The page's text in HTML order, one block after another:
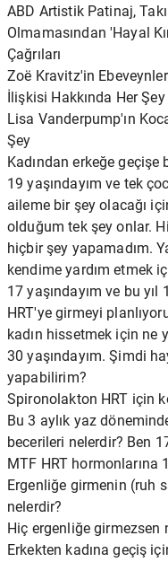
ABD Artistik Patinaj,
Olmamasından 'Hayal
Çağrıları
Zoë Kravitz'in
İlişkisi Hakkında Her Şey
Lisa Vanderpump'ın
Şey
Kadından erkeğe
19 yaşındayım ve tek
aileme bir şey olacağı
olduğum tek şey onlar.
hiçbir şey yapamadım.
kendime yardım etmek
17 yaşındayım ve bu
HRT'ye girmeyi
kadın hissetmek için ne
30 yaşındayım. Şimdi
yapabilirim?
Spironolakton HRT için
Bu 3 aylık yaz
becerileri nelerdir? Ben
MTF HRT hormonlarına
Ergenliğe girmenin (ruh
nelerdir?
Hiç ergenliğe girmezsen
Erkekten kadına geçiş